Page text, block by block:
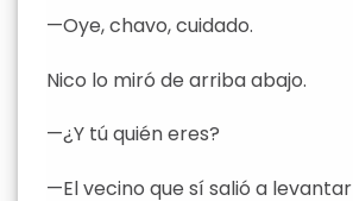
—Oye, chavo, cuidado.
Nico lo miró de arriba abajo.
—¿Y tú quién eres?
—El vecino que sí salió a levantar